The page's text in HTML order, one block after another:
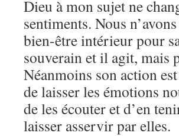
Dieu à mon sujet ne
sentiments. Nous
bien-être intérieur pour
souverain et il agit, mais
Néanmoins son action
de laisser les émotions
de les écouter et d’en
laisser asservir par elles.